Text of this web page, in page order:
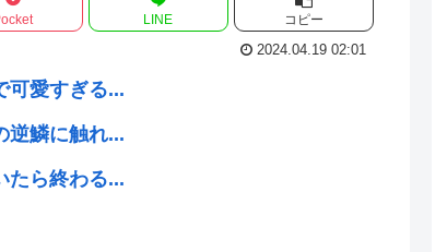
LINE コピー
2024.04.19 02:01
可愛すぎる...
逆鱗に触れ...
たら終わる...